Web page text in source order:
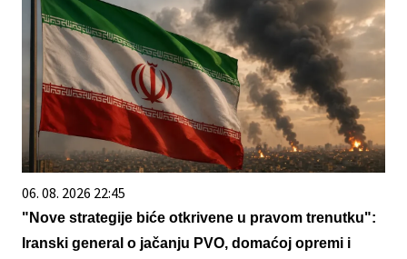
06. 08. 2026 22:45
"Nove strategije biće otkrivene u pravom trenutku":
Iranski general o jačanju PVO, domaćoj opremi i